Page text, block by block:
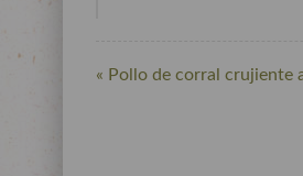
« Pollo de corral crujiente